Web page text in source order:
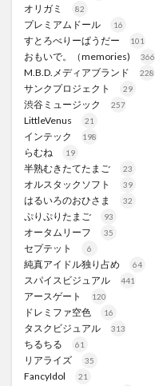
オリガミ 82
プレミアムドール 16
すとろべりーぱうだー 101
おもいで。（memories) 366
M.B.D.メディアブランド 228
サンクプロジェクト 29
渋谷ミュージック 257
LittleVenus 21
インテック 198
らむね 19
半熟むきたてたまご 23
オルスタックソフト 39
はるいろのおひさま 32
ぷりぷりたまご 93
オータムリーフ 35
セプテット 6
純真アイドル独り占め 64
スパイスビジュアル 441
アースゲート 120
ドレミファ空色 16
タスクビジュアル 313
ちるちる 61
リアライズ 35
FancyIdol 21